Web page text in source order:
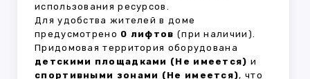
использования ресурсов.
Для удобства жителей в доме
предусмотрено 0 лифтов (при наличии).
Придомовая территория оборудована
детскими площадками (Не имеется) и
спортивными зонами (Не имеется), что